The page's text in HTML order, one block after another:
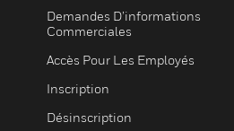
Demandes D’informations
Commerciales
Accès Pour Les Employés
Inscription
Désinscription